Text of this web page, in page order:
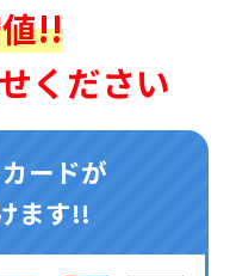
!!
ください
ードが
ます!!